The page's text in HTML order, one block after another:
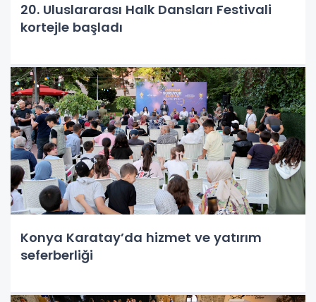
20. Uluslararası Halk Dansları Festivali
kortejle başladı
Konya Karatay’da hizmet ve yatırım
seferberliği